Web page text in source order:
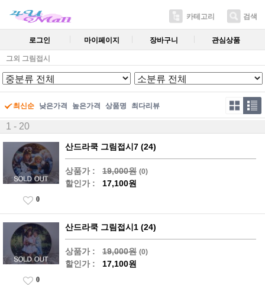
카테고리 검색
로그인 마이페이지 장바구니 관심상품
그외 그림접시
최신순 낮은가격 높은가격 상품명 최다리뷰
1 - 20
산드라쿡 그림접시7 (24)
상품가 : 19,000원 (0)
할인가 : 17,100원
0
산드라쿡 그림접시1 (24)
상품가 : 19,000원 (0)
할인가 : 17,100원
0